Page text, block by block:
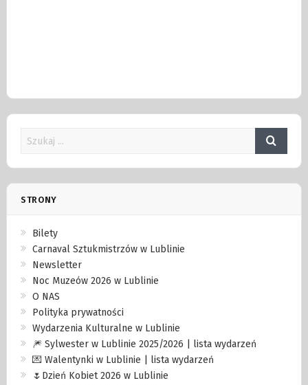
STRONY
Bilety
Carnaval Sztukmistrzów w Lublinie
Newsletter
Noc Muzeów 2026 w Lublinie
O NAS
Polityka prywatności
Wydarzenia Kulturalne w Lublinie
🎆 Sylwester w Lublinie 2025/2026 | lista wydarzeń
💌 Walentynki w Lublinie | lista wydarzeń
🌷Dzień Kobiet 2026 w Lublinie